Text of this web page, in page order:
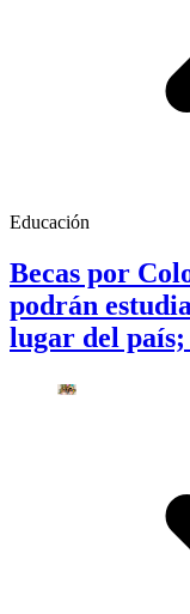
Educación
Becas por
podrán
lugar del país;